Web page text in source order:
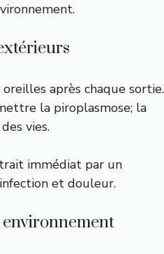
après chaque sortie.
la piroplasmose; la
vies.
immédiat par un
et douleur.